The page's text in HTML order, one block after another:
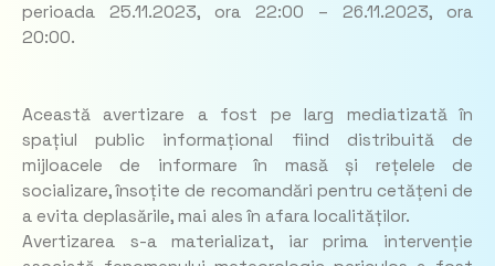
perioada 25.11.2023, ora 22:00 – 26.11.2023, ora
20:00.
Această avertizare a fost pe larg mediatizată în
spațiul public informațional fiind distribuită de
mijloacele de informare în masă și rețelele de
socializare, însoțite de recomandări pentru cetățeni de
a evita deplasările, mai ales în afara localităților.
Avertizarea s-a materializat, iar prima intervenție